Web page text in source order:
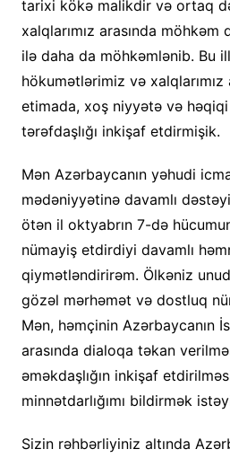
tarixi kökə malikdir və ortaq
xalqlarımız arasında
ilə daha da möhkəmlənib. Bu
hökumətlərimiz və xalqlarımız
etimada, xoş niyyətə və
tərəfdaşlığı inkişaf etdirmişik.
Mən Azərbaycanın yəhudi
mədəniyyətinə davamlı
ötən il oktyabrın 7-də
nümayiş etdirdiyi davamlı
qiymətləndirirəm. Ölkəniz
gözəl mərhəmət və dostluq
Mən, həmçinin Azərbaycanın
arasında dialoqa təkan
əməkdaşlığın inkişaf
minnətdarlığımı bildirmək
Sizin rəhbərliyiniz altında